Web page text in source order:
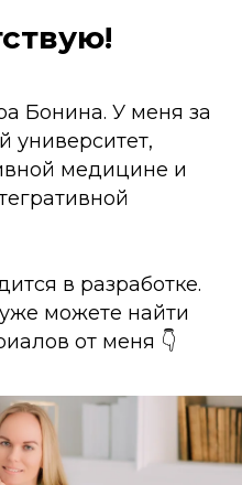
Бонина. У меня за
университет,
медицине и
в разработке.
можете найти
от меня 👇